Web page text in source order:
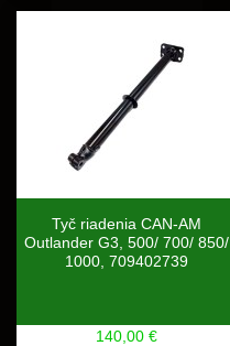
Tyč riadenia CAN-AM
Outlander G3, 500/ 700/ 850/
1000, 709402739
140,00 €